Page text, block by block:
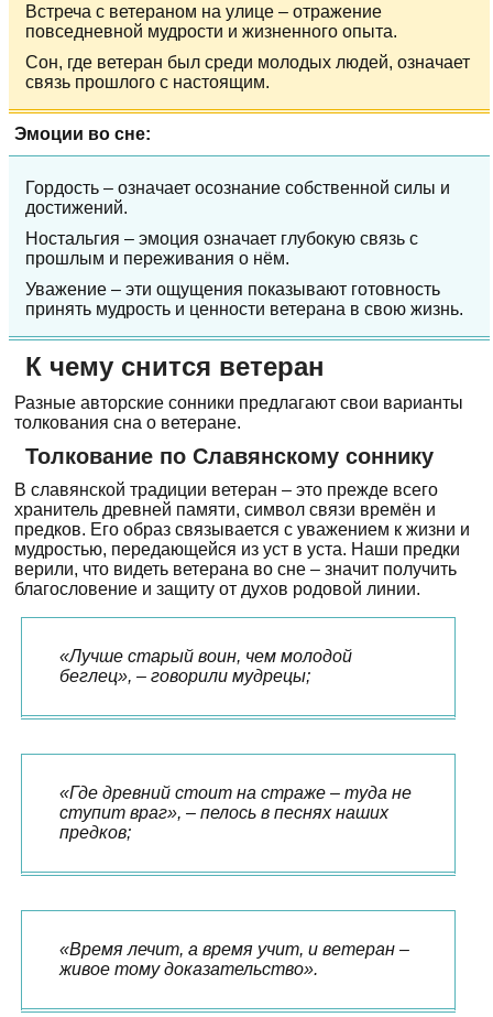
Встреча с ветераном на улице – отражение
повседневной мудрости и жизненного опыта.
Сон, где ветеран был среди молодых людей, означает
связь прошлого с настоящим.
Эмоции во сне:
Гордость – означает осознание собственной силы и
достижений.
Ностальгия – эмоция означает глубокую связь с
прошлым и переживания о нём.
Уважение – эти ощущения показывают готовность
принять мудрость и ценности ветерана в свою жизнь.
К чему снится ветеран
Разные авторские сонники предлагают свои варианты
толкования сна о ветеране.
Толкование по Славянскому соннику
В славянской традиции ветеран – это прежде всего
хранитель древней памяти, символ связи времён и
предков. Его образ связывается с уважением к жизни и
мудростью, передающейся из уст в уста. Наши предки
верили, что видеть ветерана во сне – значит получить
благословение и защиту от духов родовой линии.
«Лучше старый воин, чем молодой
беглец», – говорили мудрецы;
«Где древний стоит на страже – туда не
ступит враг», – пелось в песнях наших
предков;
«Время лечит, а время учит, и ветеран –
живое тому доказательство».